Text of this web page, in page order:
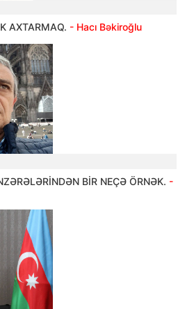
AXTARMAQ. - Hacı Bəkiroğlu
BİR NEÇƏ ÖRNƏK. -